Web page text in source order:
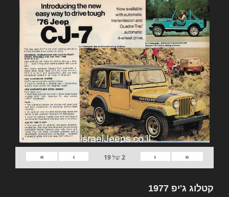
«
‹
2של19
›
»
קטלוג ג'יפ 1977